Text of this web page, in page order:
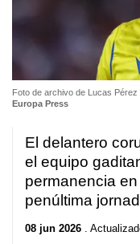
Foto de archivo de Lucas
Europa Press
El delantero
el equipo
permanencia
penúltima
08 jun 2026 .